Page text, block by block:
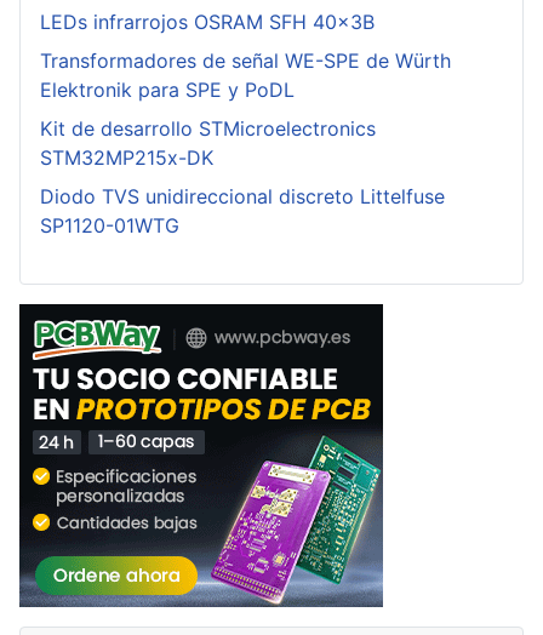
LEDs infrarrojos OSRAM SFH 40x3B
Transformadores de señal WE-SPE de Würth
Elektronik para SPE y PoDL
Kit de desarrollo STMicroelectronics
STM32MP215x-DK
Diodo TVS unidireccional discreto Littelfuse
SP1120-01WTG